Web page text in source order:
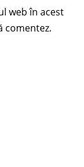
web în acest
comentez.